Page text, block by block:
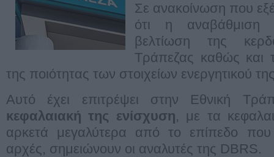
Σε ανακοίνωση που
ότι η αναβάθμιση
βελτίωση της
Τράπεζας καθώς και
της ποιότητας των στοιχείων ενεργητικού
Αυτό έχει επιτρέψει στην Εθνική
κεφαλαιακή της ενίσχυση, με τα
αρκετά μεγαλύτερα από το επίπεδο που
αρχές, σημειώνουν οι αναλυτές της DBRS.